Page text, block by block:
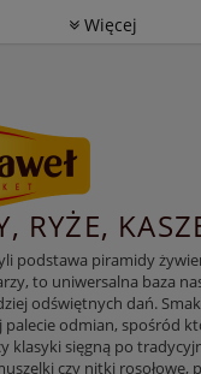
Więcej
RYŻE,
podstawa piramidy
to uniwersalna baza
odświętnych dań.
odmian, spośród
klasyki sięgną po
czy nitki rosołowe,